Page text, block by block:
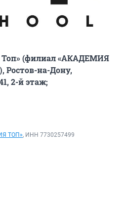
(филиал «АКАДЕМИЯ
Ростов-на-Дону,
2-й этаж;
ТОП», ИНН 7730257499